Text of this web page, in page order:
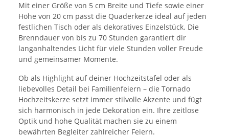
Mit einer Größe von 5 cm Breite und Tiefe sowie einer
Höhe von 20 cm passt die Quaderkerze ideal auf jeden
festlichen Tisch oder als dekoratives Einzelstück. Die
Brenndauer von bis zu 70 Stunden garantiert dir
langanhaltendes Licht für viele Stunden voller Freude
und gemeinsamer Momente.
Ob als Highlight auf deiner Hochzeitstafel oder als
liebevolles Detail bei Familienfeiern – die Tornado
Hochzeitskerze setzt immer stilvolle Akzente und fügt
sich harmonisch in jede Dekoration ein. Ihre zeitlose
Optik und hohe Qualität machen sie zu einem
bewährten Begleiter zahlreicher Feiern.